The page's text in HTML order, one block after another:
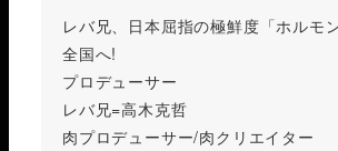
レバ兄、日本屈指の極鮮度「ホルモ
全国へ!
プロデューサー
レバ兄=高木克哲
肉プロデューサー/肉クリエイター